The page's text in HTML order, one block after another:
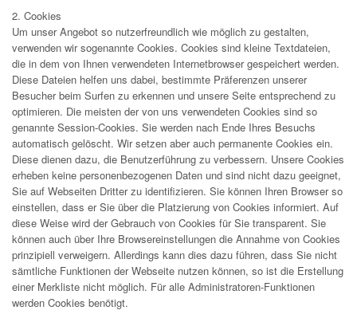
2. Cookies
Um unser Angebot so nutzerfreundlich wie möglich zu gestalten,
verwenden wir sogenannte Cookies. Cookies sind kleine Textdateien,
die in dem von Ihnen verwendeten Internetbrowser gespeichert werden.
Diese Dateien helfen uns dabei, bestimmte Präferenzen unserer
Besucher beim Surfen zu erkennen und unsere Seite entsprechend zu
optimieren. Die meisten der von uns verwendeten Cookies sind so
genannte Session-Cookies. Sie werden nach Ende Ihres Besuchs
automatisch gelöscht. Wir setzen aber auch permanente Cookies ein.
Diese dienen dazu, die Benutzerführung zu verbessern. Unsere Cookies
erheben keine personenbezogenen Daten und sind nicht dazu geeignet,
Sie auf Webseiten Dritter zu identifizieren. Sie können Ihren Browser so
einstellen, dass er Sie über die Platzierung von Cookies informiert. Auf
diese Weise wird der Gebrauch von Cookies für Sie transparent. Sie
können auch über Ihre Browsereinstellungen die Annahme von Cookies
prinzipiell verweigern. Allerdings kann dies dazu führen, dass Sie nicht
sämtliche Funktionen der Webseite nutzen können, so ist die Erstellung
einer Merkliste nicht möglich. Für alle Administratoren-Funktionen
werden Cookies benötigt.